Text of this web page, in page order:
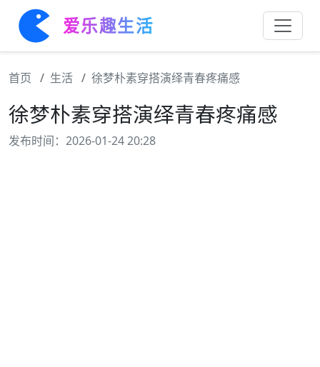
爱乐趣生活
首页 生活 徐梦朴素穿搭演绎青春疼痛感
徐梦朴素穿搭演绎青春疼痛感
发布时间：2026-01-24 20:28